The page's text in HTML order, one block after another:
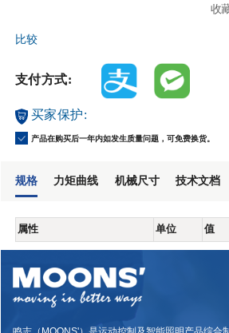
收
比较
支付方式:
买家保护:
产品在购买后一年内如发生质量问题，可免费换货。
规格 力矩曲线 机械尺寸 技术文档
属性 单位 值